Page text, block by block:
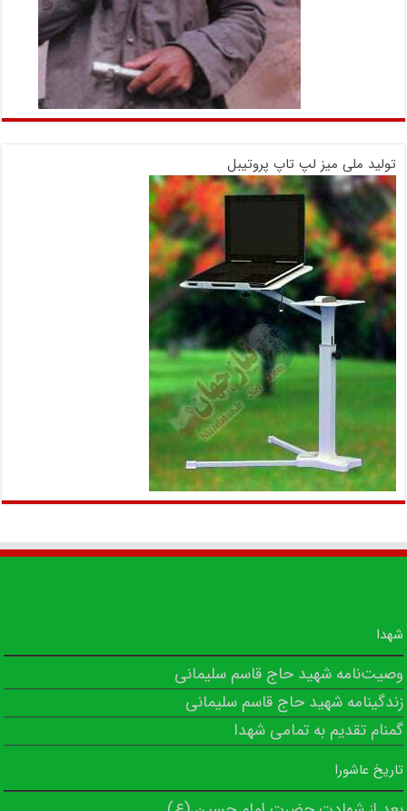
تولید ملی میز لپ تاپ پروتیبل
شهدا
وصیت‌نامه شهید حاج قاسم سلیمانی
زندگینامه شهید حاج قاسم سلیمانی
گمنام تقدیم به تمامی شهدا
تاریخ عاشورا